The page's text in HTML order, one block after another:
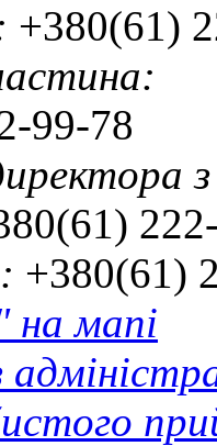
+380(61)
99-78
+380(61)
мапі